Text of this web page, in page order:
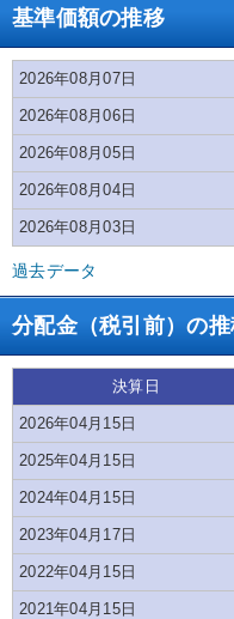
基準価額の推移
2026年08月07日
2026年08月06日
2026年08月05日
2026年08月04日
2026年08月03日
過去データ
分配金（税引前）の
決算日
2026年04月15日
2025年04月15日
2024年04月15日
2023年04月17日
2022年04月15日
2021年04月15日